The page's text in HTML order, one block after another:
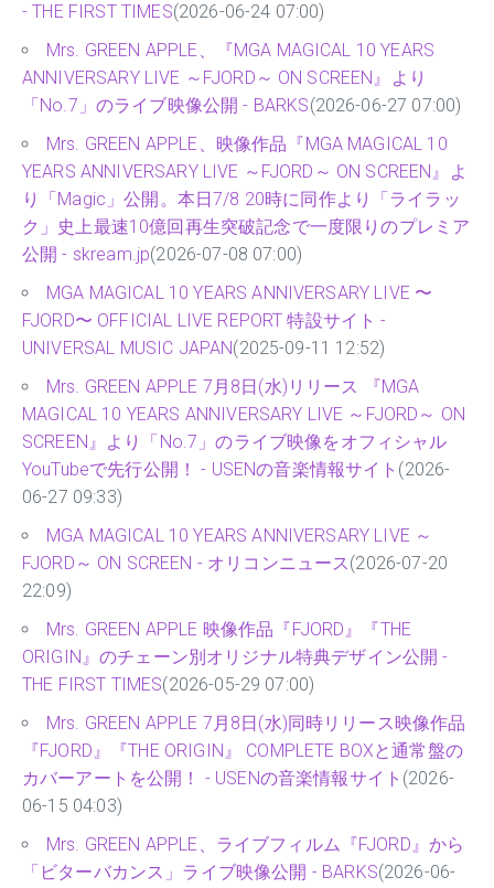
- THE FIRST TIMES(2026-06-24 07:00)
Mrs. GREEN APPLE、『MGA MAGICAL 10 YEARS
ANNIVERSARY LIVE ～FJORD～ ON SCREEN』より
「No.7」のライブ映像公開 - BARKS(2026-06-27 07:00)
Mrs. GREEN APPLE、映像作品『MGA MAGICAL 10
YEARS ANNIVERSARY LIVE ～FJORD～ ON SCREEN』よ
り「Magic」公開。本日7/8 20時に同作より「ライラッ
ク」史上最速10億回再生突破記念で一度限りのプレミア
公開 - skream.jp(2026-07-08 07:00)
MGA MAGICAL 10 YEARS ANNIVERSARY LIVE 〜
FJORD〜 OFFICIAL LIVE REPORT 特設サイト -
UNIVERSAL MUSIC JAPAN(2025-09-11 12:52)
Mrs. GREEN APPLE 7月8日(水)リリース 『MGA
MAGICAL 10 YEARS ANNIVERSARY LIVE ～FJORD～ ON
SCREEN』より「No.7」のライブ映像をオフィシャル
YouTubeで先行公開！ - USENの音楽情報サイト (2026-
06-27 09:33)
MGA MAGICAL 10 YEARS ANNIVERSARY LIVE ～
FJORD～ ON SCREEN - オリコンニュース(2026-07-20
22:09)
Mrs. GREEN APPLE 映像作品『FJORD』『THE
ORIGIN』のチェーン別オリジナル特典デザイン公開 -
THE FIRST TIMES(2026-05-29 07:00)
Mrs. GREEN APPLE 7月8日(水)同時リリース映像作品
『FJORD』『THE ORIGIN』 COMPLETE BOXと通常盤の
カバーアートを公開！ - USENの音楽情報サイト (2026-
06-15 04:03)
Mrs. GREEN APPLE、ライブフィルム『FJORD』から
「ビターバカンス」ライブ映像公開 - BARKS(2026-06-